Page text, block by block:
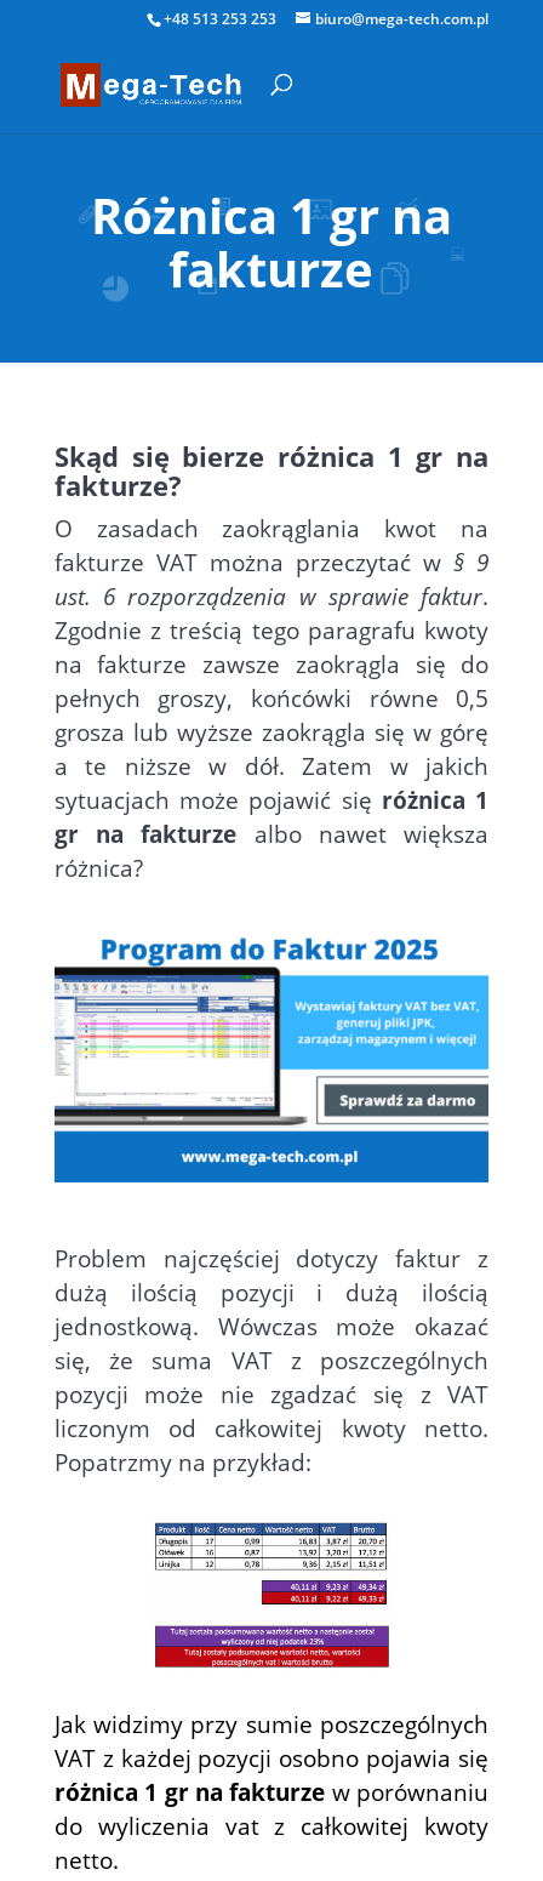
+48 513 253 253 biuro@mega-tech.com.pl
Różnica 1 gr na
fakturze
Skąd się bierze różnica 1 gr na
fakturze?
O zasadach zaokrąglania kwot na
fakturze VAT można przeczytać w§ 9
ust. 6 rozporządzenia w sprawie faktur.
Zgodnie z treścią tego paragrafu kwoty
na fakturze zawsze zaokrągla się do
pełnych groszy, końcówki równe 0,5
grosza lub wyższe zaokrągla się w górę
a te niższe w dół. Zatem w jakich
sytuacjach może pojawić się różnica 1
gr na fakturze albo nawet większa
różnica?
Problem najczęściej dotyczy faktur z
dużą ilością pozycji i dużą ilością
jednostkową. Wówczas może okazać
się, że suma VAT z poszczególnych
pozycji może nie zgadzać się z VAT
liczonym od całkowitej kwoty netto.
Popatrzmy na przykład:
Jak widzimy przy sumie poszczególnych
VAT z każdej pozycji osobno pojawia się
różnica 1 gr na fakturze w porównaniu
do wyliczenia vat z całkowitej kwoty
netto.